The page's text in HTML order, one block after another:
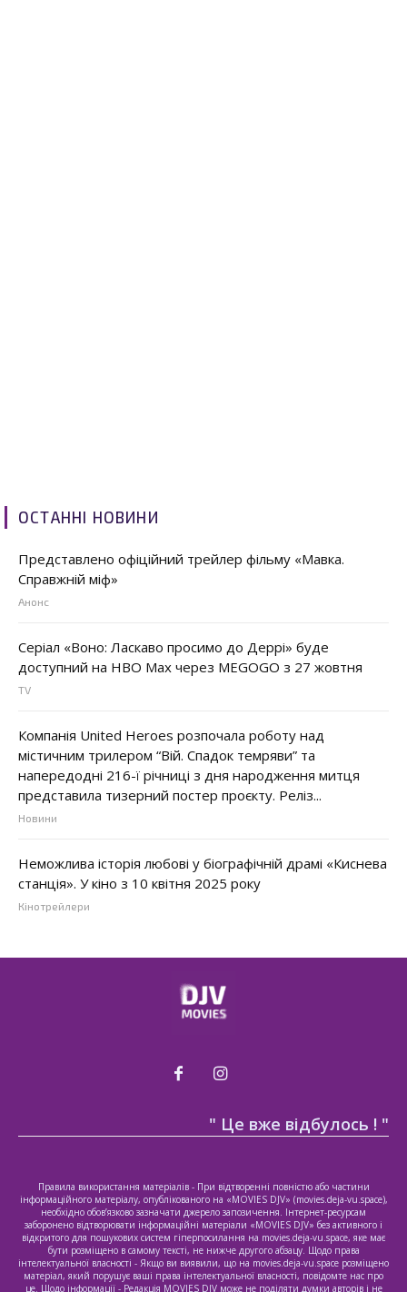
ОСТАННІ НОВИНИ
Представлено офіційний трейлер фільму «Мавка.
Справжній міф»
Анонс
Серіал «Воно: Ласкаво просимо до Деррі» буде
доступний на HBO Max через MEGOGO з 27 жовтня
TV
Компанія United Heroes розпочала роботу над
містичним трилером “Вій. Спадок темряви” та
напередодні 216-ї річниці з дня народження митця
представила тизерний постер проєкту. Реліз...
Новини
Неможлива історія любові у біографічній драмі «Киснева
станція». У кіно з 10 квітня 2025 року
Кінотрейлери
" Це вже відбулось ! "
Правила використання матеріалів - При відтворенні повністю або частини
інформаційного матеріалу, опублікованого на «MOVIES DJV» (movies.deja-vu.space),
необхідно обов’язково зазначати джерело запозичення. Інтернет-ресурсам
заборонено відтворювати інформаційні матеріали «MOVIES DJV» без активного і
відкритого для пошукових систем гіперпосилання на movies.deja-vu.space, яке має
бути розміщено в самому тексті, не нижче другого абзацу. Щодо права
інтелектуальної власності - Якщо ви виявили, що на movies.deja-vu.space розміщено
матеріал, який порушує ваші права інтелектуальної власності, повідомте нас про
це. Щодо інформації - Редакція MOVIES DJV може не поділяти думки авторів і не